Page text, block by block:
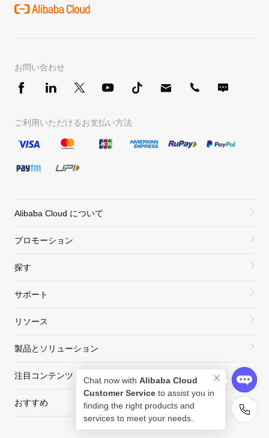
お問い合わせ
ご利用いただけるお支払い方法
Alibaba Cloud について
プロモーション
探す
サポート
リソース
製品とソリューション
注目コンテンツ
おすすめ
Chat now with Alibaba Cloud
Customer Service to assist you in
finding the right products and
services to meet your needs.